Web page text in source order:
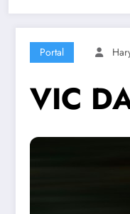
Portal
VIC